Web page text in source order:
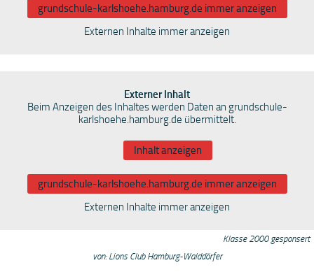
grundschule-karlshoehe.hamburg.de immer anzeigen
Externen Inhalte immer anzeigen
Externer Inhalt
Beim Anzeigen des Inhaltes werden Daten an grundschule-
karlshoehe.hamburg.de übermittelt.
Inhalt anzeigen
grundschule-karlshoehe.hamburg.de immer anzeigen
Externen Inhalte immer anzeigen
Klasse 2000 gesponsert
von: Lions Club Hamburg-Walddörfer